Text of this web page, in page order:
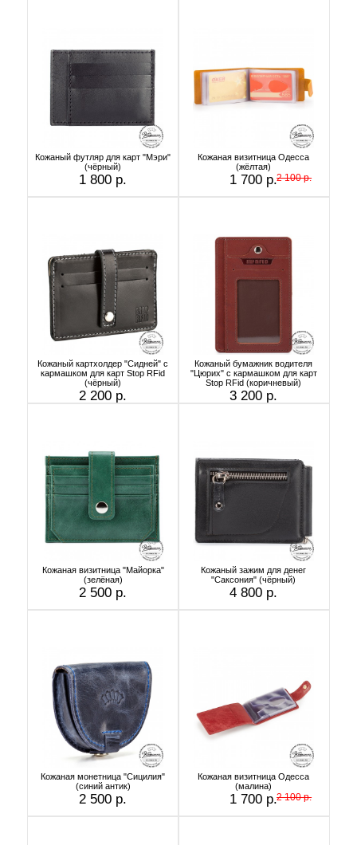
Кожаный футляр для карт "Мэри"
(чёрный)
1 800 р.
Кожаная визитница Одесса
(жёлтая)
1 700 р.2 100 р.
Кожаный картхолдер "Сидней" с
кармашком для карт Stop RFid
(чёрный)
2 200 р.
Кожаный бумажник водителя
"Цюрих" с кармашком для карт
Stop RFid (коричневый)
3 200 р.
Кожаная визитница "Майорка"
(зелёная)
2 500 р.
Кожаный зажим для денег
"Саксония" (чёрный)
4 800 р.
Кожаная монетница "Сицилия"
(синий антик)
2 500 р.
Кожаная визитница Одесса
(малина)
1 700 р.2 100 р.